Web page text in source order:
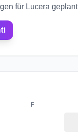
für Lucera geplant
F